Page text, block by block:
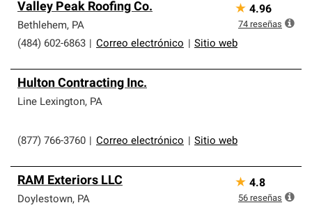
Valley Peak Roofing Co.
Bethlehem, PA
(484) 602-6863
Correo electrónico Sitio web
★ 4.96
74 reseñas
Hulton Contracting Inc.
Line Lexington, PA
(877) 766-3760 Correo electrónico Sitio web
RAM Exteriors LLC
Doylestown, PA
★ 4.8
56 reseñas